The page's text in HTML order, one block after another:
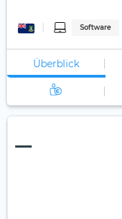
Software
Überblick
—